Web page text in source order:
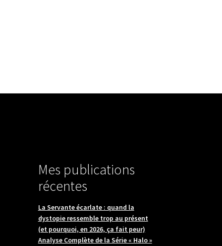
Mes publications
récentes
La Servante écarlate : quand la
dystopie ressemble trop au présent
(et pourquoi, en 2026, ça fait peur)
Analyse Complète de la Série « Halo »